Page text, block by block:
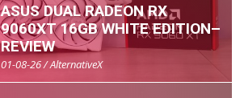
ASUS DUAL RADEON RX
9060XT 16GB WHITE EDITION–
REVIEW
01-08-26 / AlternativeX